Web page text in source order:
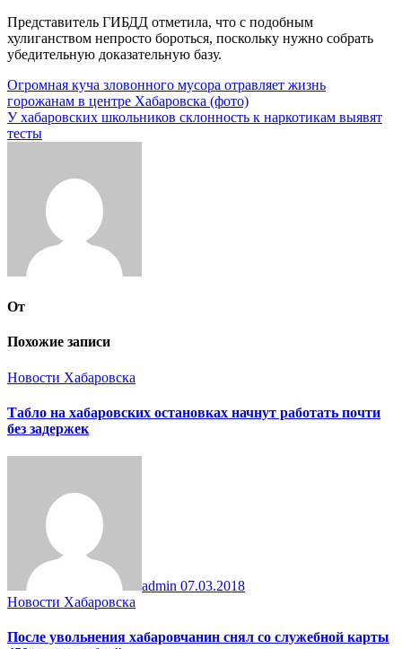
Представитель ГИБДД отметила, что с подобным
хулиганством непросто бороться, поскольку нужно собрать
убедительную доказательную базу.
Навигация
по
записям
Огромная куча зловонного мусора отравляет жизнь
горожанам в центре Хабаровска (фото)
У хабаровских школьников склонность к наркотикам выявят
тесты
От
Похожие записи
Новости Хабаровска
Табло на хабаровских остановках начнут работать почти
без задержек
admin 07.03.2018
Новости Хабаровска
После увольнения хабаровчанин снял со служебной карты